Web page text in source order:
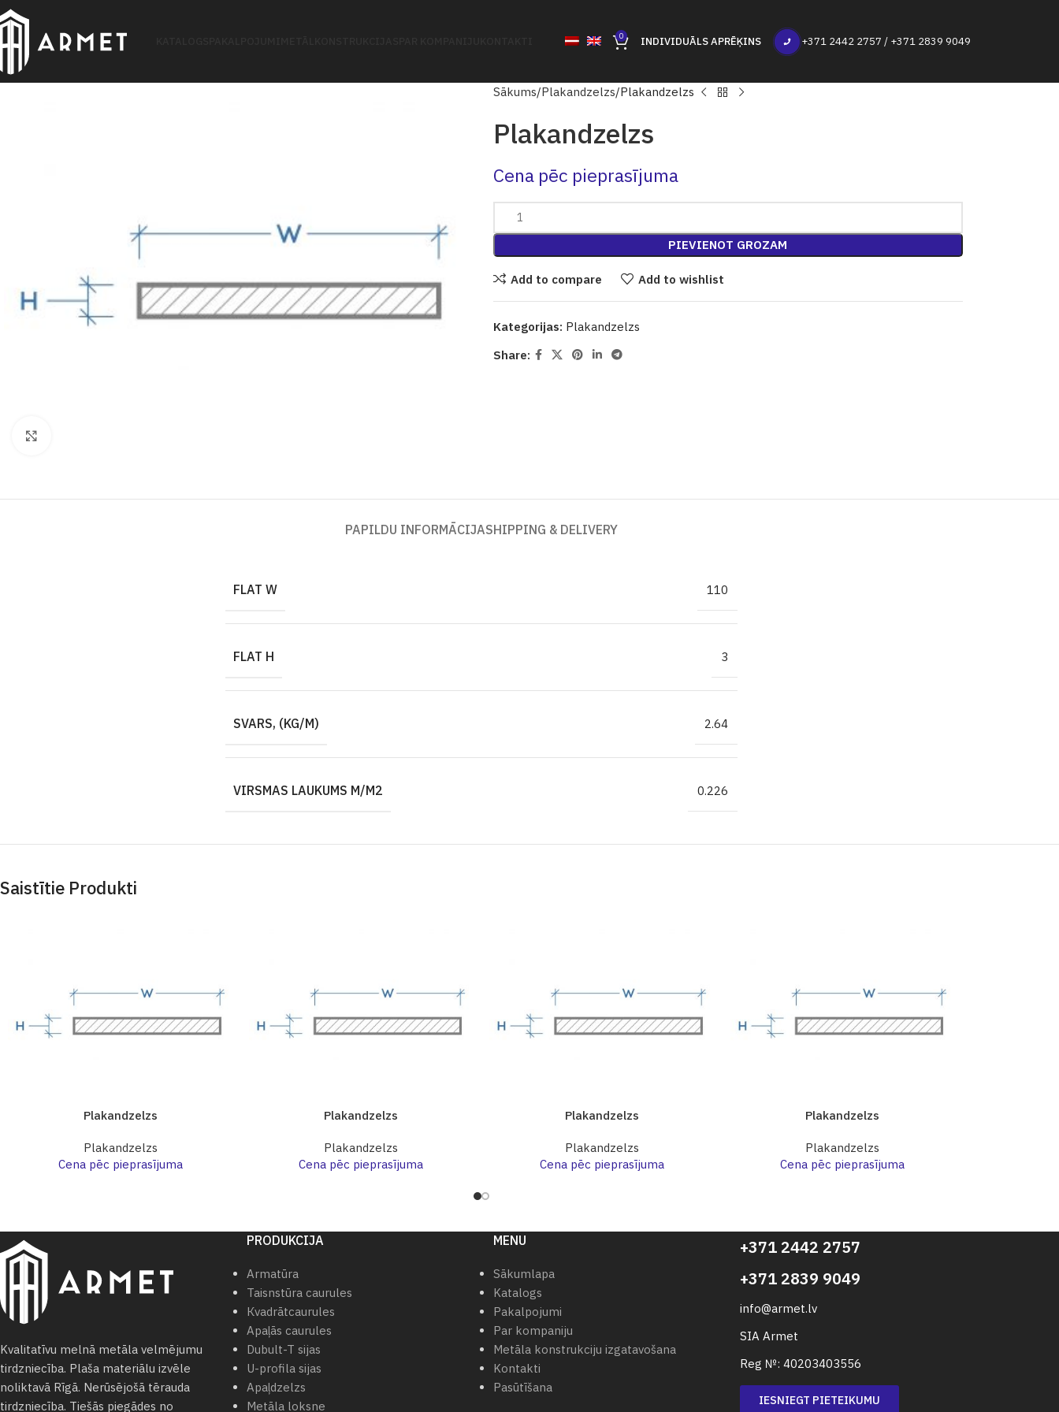
0 INDIVIDUĀLS APRĒĶINS +371 2442 2757 / +371 2839 9049
Sākums Plakandzelzs Plakandzelzs
Plakandzelzs
Cena pēc pieprasījuma
PIEVIENOT GROZAM
Add to compare Add to wishlist
Kategorijas: Plakandzelzs
Share:
PAPILDU INFORMĀCIJASHIPPING & DELIVERY
FLAT W 110
FLAT H 3
SVARS, (KG/M) 2.64
VIRSMAS LAUKUMS M/M2 0.226
Saistītie Produkti
Plakandzelzs
Plakandzelzs
Cena pēc pieprasījuma
Plakandzelzs
Plakandzelzs
Cena pēc pieprasījuma
Plakandzelzs
Plakandzelzs
Cena pēc pieprasījuma
Plakandzelzs
Plakandzelzs
Cena pēc pieprasījuma
Kvalitatīvu melnā metāla velmējumu
tirdzniecība. Plaša materiālu izvēle
noliktavā Rīgā. Nerūsējošā tērauda
tirdzniecība. Tiešās piegādes no
PRODUKCIJA
Armatūra
Taisnstūra caurules
Кvadrātcaurules
Apaļās caurules
Dubult-T sijas
U-profila sijas
Apaļdzelzs
Metāla loksne
MENU
Sākumlapa
Katalogs
Pakalpojumi
Par kompaniju
Metāla konstrukciju izgatavošana
Kontakti
Pasūtīšana
+371 2442 2757
+371 2839 9049
info@armet.lv
SIA Armet
Reg №: 40203403556
IESNIEGT PIETEIKUMU